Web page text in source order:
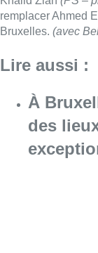
remplacer Ahmed
Bruxelles. (avec
Lire aussi :
À
des